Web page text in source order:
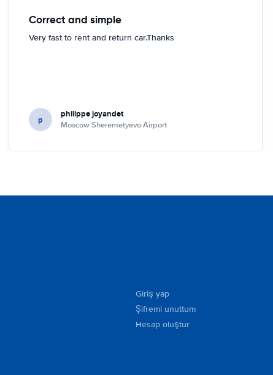
Correct and simple
Very fast to rent and return car.Thanks
p philippe joyandet
Moscow Sheremetyevo Airport
Giriş yap
Şifremi unuttum
Hesap oluştur